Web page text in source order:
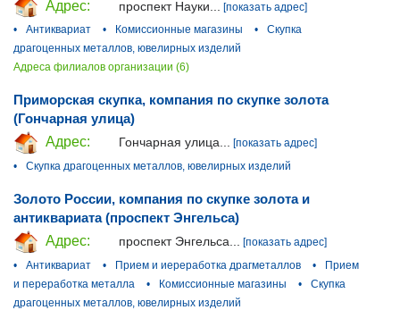
Адрес: проспект Науки...
[показать адрес]
•
Антиквариат • Комиссионные магазины •
Скупка
драгоценных металлов, ювелирных изделий
Адреса филиалов организации (6)
Приморская скупка, компания по скупке золота
(Гончарная улица)
Адрес:
Гончарная улица... [показать адрес]
•
Скупка драгоценных металлов, ювелирных изделий
Золото России, компания по скупке золота и
антиквариата (проспект Энгельса)
Адрес:
проспект Энгельса...
[показать адрес]
•
Антиквариат • Прием и иереработка драгметаллов •
Прием
и переработка металла
• Комиссионные магазины •
Скупка
драгоценных металлов, ювелирных изделий